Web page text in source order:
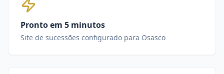
Pronto em 5 minutos
Site de sucessões configurado para Osasco